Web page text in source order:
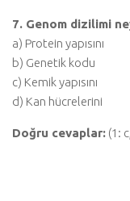
7. Genom dizilimi
a) Protein yapısını
b) Genetik kodu
c) Kemik yapısını
d) Kan hücrelerini
Doğru cevaplar: (1: